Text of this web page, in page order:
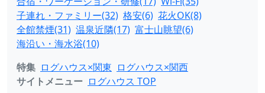
子連れ・ファミリー(32) 格安(6) 花火OK(8)
全館禁煙(31) 温泉近隣(17) 富士山眺望(6)
海沿い・海水浴(10)
特集 ログハウス×関東 ログハウス×関西
サイトメニュー ログハウス TOP